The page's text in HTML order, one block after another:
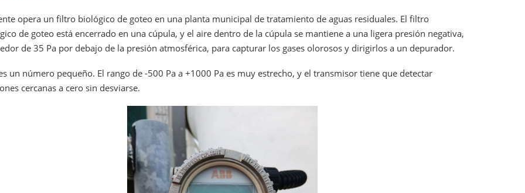
opera un filtro biológico de goteo en una planta municipal de tratamiento de aguas residuales. El filtro
de goteo está encerrado en una cúpula, y el aire dentro de la cúpula se mantiene a una ligera presión negativa,
de 35 Pa por debajo de la presión atmosférica, para capturar los gases olorosos y dirigirlos a un depurador.
un número pequeño. El rango de -500 Pa a +1000 Pa es muy estrecho, y el transmisor tiene que detectar
cercanas a cero sin desviarse.